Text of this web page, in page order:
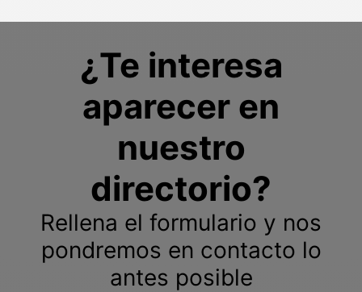
¿Te interesa
aparecer en
nuestro
directorio?
Rellena el formulario y nos
pondremos en contacto lo
antes posible